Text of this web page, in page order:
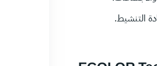
التنشيط.